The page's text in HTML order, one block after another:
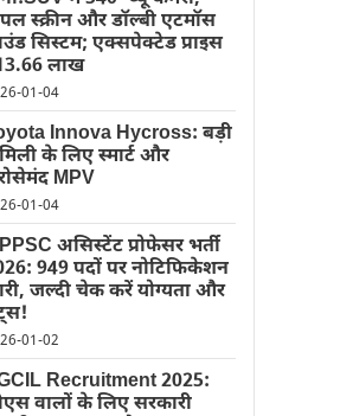
स्क्रीन और डॉल्बी एटमॉस
सिस्टम; एक्सपेक्टेड प्राइस
लाख
01-04
Innova Hycross: बड़ी
के लिए स्मार्ट और
MPV
01-04
असिस्टेंट प्रोफेसर भर्ती
949 पदों पर नोटिफिकेशन
जल्दी चेक करें योग्यता और
01-02
Recruitment 2025:
वालों के लिए सरकारी